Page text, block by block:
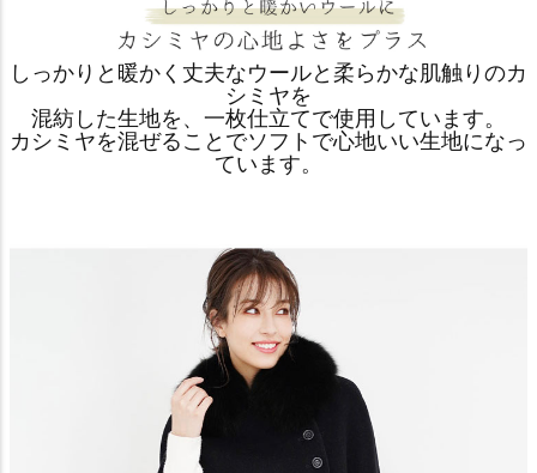
しっかりと暖かく丈夫なウールと柔らかな肌触りのカ
シミヤを
混紡した生地を、一枚仕立てで使用しています。
カシミヤを混ぜることでソフトで心地いい生地になっ
ています。